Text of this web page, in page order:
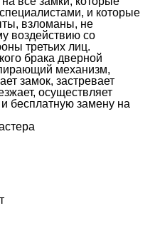
и которые
взломаны, не
воздействию со
третьих лиц.
брака дверной
механизм,
замок, застревает
осуществляет
бесплатную замену на